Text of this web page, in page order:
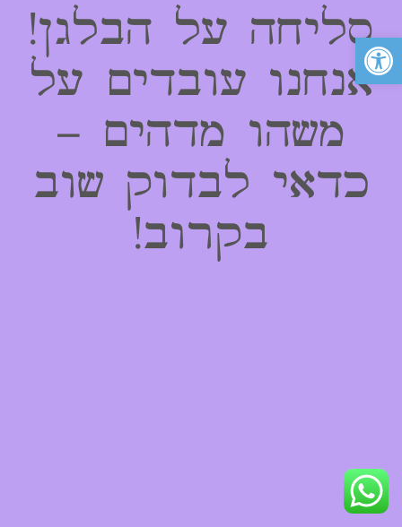
פתח סרגל נגישות
סליחה על הבלגן!
אנחנו עובדים על
משהו מדהים –
כדאי לבדוק שוב
בקרוב!